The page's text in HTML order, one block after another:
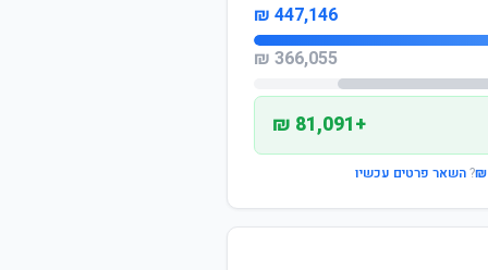
447,146 ₪
366,055 ₪
+81,091 ₪
?השאר פרטים עכשיו